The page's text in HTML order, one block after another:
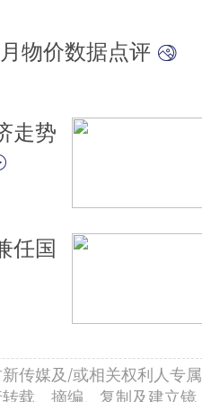
物价数据点评
走势
任国
传媒及/或相关权利人专属
载、摘编、复制及建立镜